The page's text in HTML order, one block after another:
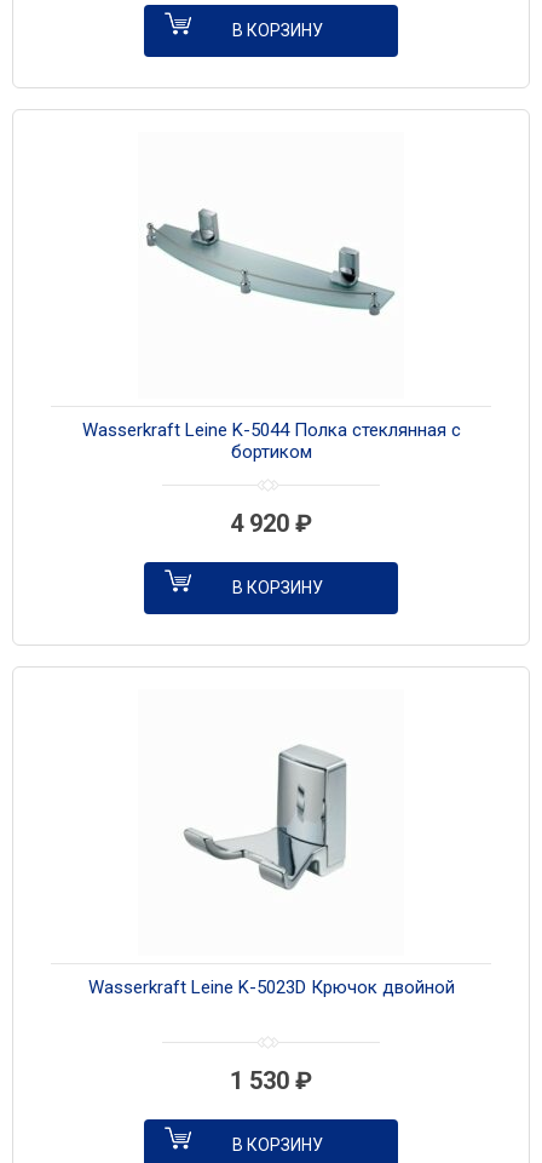
В КОРЗИНУ
Wasserkraft Leine K-5044 Полка стеклянная с
бортиком
4 920 ₽
В КОРЗИНУ
Wasserkraft Leine K-5023D Крючок двойной
1 530 ₽
В КОРЗИНУ